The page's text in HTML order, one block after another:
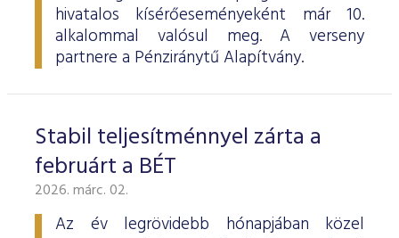
hivatalos kísérőeseményeként már 10.
alkalommal valósul meg. A verseny
partnere a Pénziránytű Alapítvány.
Stabil teljesítménnyel zárta a
februárt a BÉT
2026. márc. 02.
Az év legrövidebb hónapjában közel